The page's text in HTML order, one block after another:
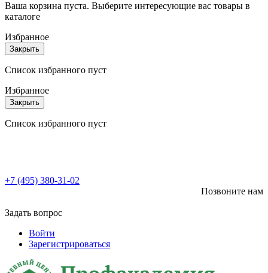
Ваша корзина пуста. Выберите интересующие вас товары в
каталоге
Избранное
Закрыть
Список избранного пуст
Избранное
Закрыть
Список избранного пуст
+7 (495) 380-31-02
Позвоните нам
Задать вопрос
Войти
Зарегистрироваться